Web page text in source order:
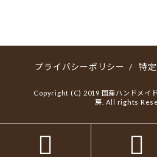
プライバシーポリシー / 特
Copyright (C) 2019 国産ハンドメイ
房. All rights
 